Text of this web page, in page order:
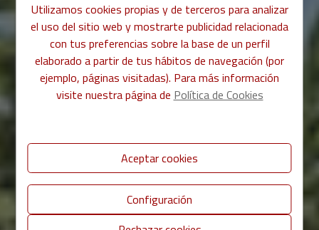
Utilizamos cookies propias y de terceros para analizar
el uso del sitio web y mostrarte publicidad relacionada
con tus preferencias sobre la base de un perfil
elaborado a partir de tus hábitos de navegación (por
ejemplo, páginas visitadas). Para más información
visite nuestra página de Política de Cookies
Aceptar cookies
Configuración